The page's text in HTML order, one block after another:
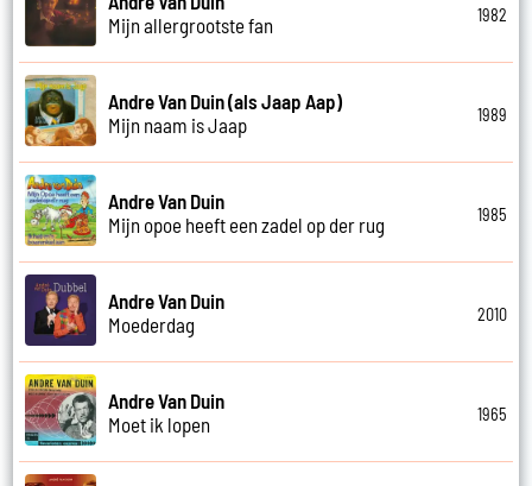
Mijn allergrootste fan
1982
Andre Van Duin (als Jaap Aap)
Mijn naam is Jaap
1989
Andre Van Duin
Mijn opoe heeft een zadel op der rug
1985
Andre Van Duin
Moederdag
2010
Andre Van Duin
Moet ik lopen
1965